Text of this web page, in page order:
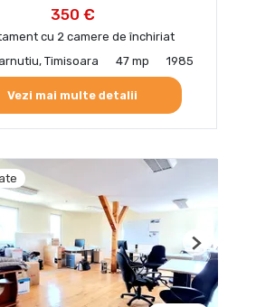
350 €
cu 2 camere de închiriat
Timisoara
47 mp 1985
Vezi mai multe detalii
Next